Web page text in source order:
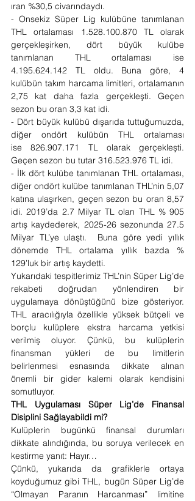
ıran %30,5 civarındaydı.
- Onsekiz Süper Lig kulübüne tanımlanan
THL ortalaması 1.528.100.870 TL olarak
gerçekleşirken, dört büyük kulübe
tanımlanan THL ortalaması ise
4.195.624.142 TL oldu. Buna göre, 4
kulübün takım harcama limitleri, ortalamanın
2,75 kat daha fazla gerçekleşti. Geçen
sezon bu oran 3,3 kat idi.
- Dört büyük kulübü dışarıda tuttuğumuzda,
diğer ondört kulübün THL ortalaması
ise 826.907.171 TL olarak gerçekleşti.
Geçen sezon bu tutar 316.523.976 TL idi.
- İlk dört kulübe tanımlanan THL ortalaması,
diğer ondört kulübe tanımlanan THL’nin 5,07
katına ulaşırken, geçen sezon bu oran 8,57
idi. 2019’da 2.7 Milyar TL olan THL % 905
artış kaydederek, 2025-26 sezonunda 27.5
Milyar TL’ye ulaştı.  Buna göre yedi yıllık
dönemde THL ortalama yıllık bazda %
129’luk bir artış kaydetti.
Yukarıdaki tespitlerimiz THL’nin Süper Lig’de
rekabeti doğrudan yönlendiren bir
uygulamaya dönüştüğünü bize gösteriyor.
THL aracılığıyla özellikle yüksek bütçeli ve
borçlu kulüplere ekstra harcama yetkisi
verilmiş oluyor. Çünkü, bu kulüplerin
finansman yükleri de bu limitlerin
belirlenmesi esnasında dikkate alınan
önemli bir gider kalemi olarak kendisini
somutluyor.
THL Uygulaması Süper Lig’de Finansal
Disiplini Sağlayabildi mi?
Kulüplerin bugünkü finansal durumları
dikkate alındığında, bu soruya verilecek en
kestirme yanıt: Hayır…
Çünkü, yukarıda da grafiklerle ortaya
koyduğumuz gibi THL, bugün Süper Lig’de
“Olmayan Paranın Harcanması” limitine